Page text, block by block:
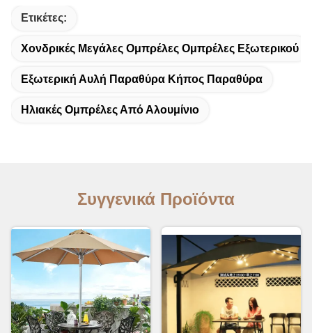
Ετικέτες:
Χονδρικές Μεγάλες Ομπρέλες Ομπρέλες Εξωτερικού
Εξωτερική Αυλή Παραθύρα Κήπος Παραθύρα
Ηλιακές Ομπρέλες Από Αλουμίνιο
Συγγενικά Προϊόντα